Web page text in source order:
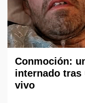
Conmoción:
internado tras
vivo